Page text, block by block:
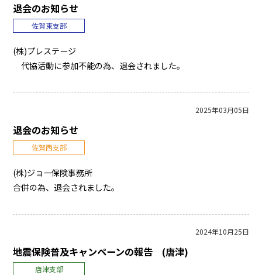
退会のお知らせ
佐賀東支部
(株)プレステージ
代協活動に参加不能の為、退会されました。
2025年03月05日
退会のお知らせ
佐賀西支部
(株)ジョー保険事務所
合併の為、退会されました。
2024年10月25日
地震保険普及キャンペーンの報告 (唐津)
唐津支部